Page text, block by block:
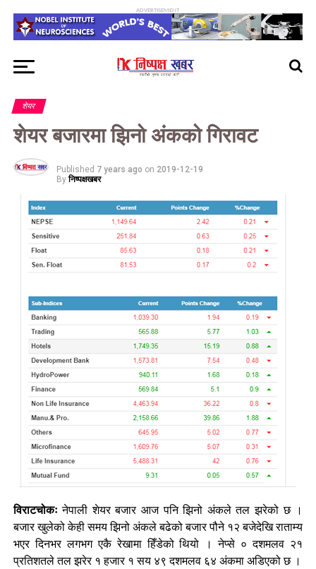
ADVERTISEMENT
शेयर
शेयर बजारमा झिनो अंकको गिरावट
Published 7 years ago on 2019-12-19
By निष्पक्षखबर
विराटचोकःनेपाली शेयर बजार आज पनि झिनो अंकले तल झरेको छ ।
बजार खुलेको केही समय झिनो अंकले बढेको बजार पौने १२ बजेदेखि राताम्य
भएर दिनभर लगभग एकै रेखामा हिँडेको थियो । नेप्से ० दशमलव २१
प्रतिशतले तल झरेर १ हजार १ सय ४९ दशमलव ६४ अंकमा अडिएको छ ।